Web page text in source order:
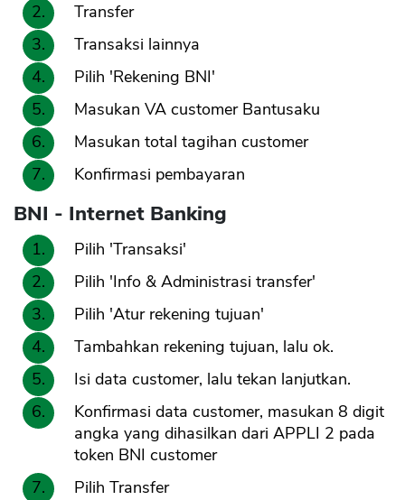
Transfer
Transaksi lainnya
Pilih 'Rekening BNI'
Masukan VA customer Bantusaku
Masukan total tagihan customer
Konfirmasi pembayaran
BNI - Internet Banking
Pilih 'Transaksi'
Pilih 'Info & Administrasi transfer'
Pilih 'Atur rekening tujuan'
Tambahkan rekening tujuan, lalu ok.
Isi data customer, lalu tekan lanjutkan.
Konfirmasi data customer, masukan 8 digit
angka yang dihasilkan dari APPLI 2 pada
token BNI customer
Pilih Transfer
CANCEL